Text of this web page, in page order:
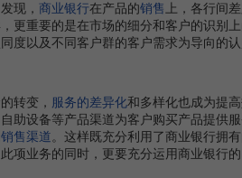
现， 商业银行在产品的销售 上，各行间
更重要的是在市场的细分和客户的识别
度以及不同客户群的客户需求为导向的
转变， 服务的差异化和多样化也成为提
自助设备等产品渠道为客户购买产品提供
销售渠道。这样既充分利用了商业银行拥
项业务的同时，更要充分运用商业银行的